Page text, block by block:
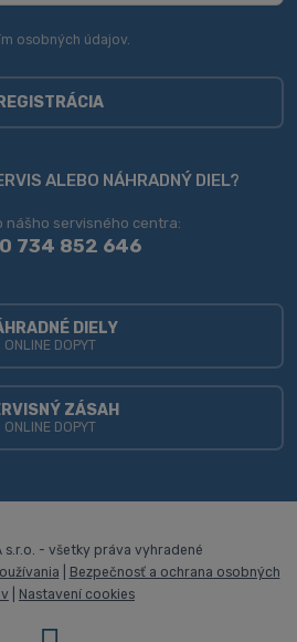
osobných údajov
REGISTRÁCIA
ALEBO NÁHRADNÝ DIEL?
nášho servisného centra:
734 852 646
DIELY
ONLINE DOPYT
ZÁSAH
ONLINE DOPYT
s.r.o. - všetky práva vyhradené
Bezpečnosť a ochrana osobných
Nastavení cookies